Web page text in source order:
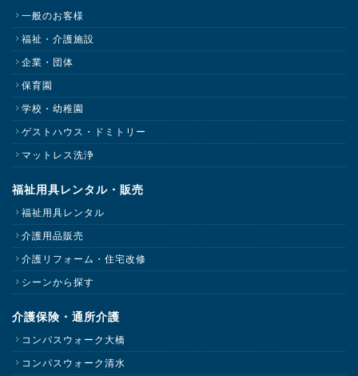
一般のお客様
福祉・介護施設
企業・団体
保育園
学校・幼稚園
ゲストハウス・ドミトリー
マットレス洗浄
福祉用具レンタル・販売
福祉用具レンタル
介護用品販売
介護リフォーム・住宅改修
シーンから探す
介護保険・通所介護
コンパスウォーク大橋
コンパスウォーク清水